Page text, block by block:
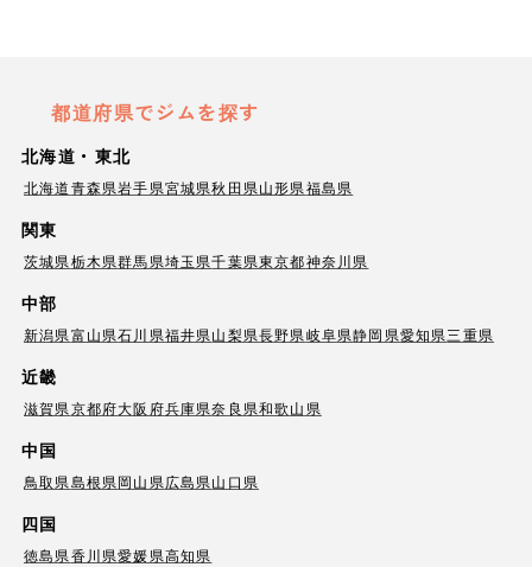
都道府県でジムを探す
北海道・東北
北海道青森県岩手県宮城県秋田県山形県福島県
関東
茨城県栃木県群馬県埼玉県千葉県東京都神奈川県
中部
新潟県富山県石川県福井県山梨県長野県岐阜県静岡県愛知県三重県
近畿
滋賀県京都府大阪府兵庫県奈良県和歌山県
中国
鳥取県島根県岡山県広島県山口県
四国
徳島県香川県愛媛県高知県